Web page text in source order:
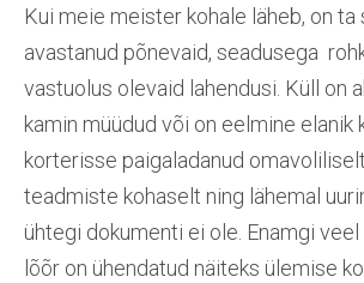
Kui meie meister kohale läheb, on ta
avastanud põnevaid, seadusega
vastuolus olevaid lahendusi. Küll on
kamin müüdud või on eelmine elanik
korterisse paigaladanud
teadmiste kohaselt ning lähemal
ühtegi dokumenti ei ole. Enamgi
lõõr on ühendatud näiteks ülemise